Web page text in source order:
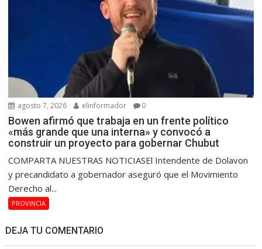
agosto 7, 2026 elinformador 0
Bowen afirmó que trabaja en un frente político
«más grande que una interna» y convocó a
construir un proyecto para gobernar Chubut
COMPARTA NUESTRAS NOTICIASEl Intendente de Dolavon
y precandidato a gobernador aseguró que el Movimiento
Derecho al...
PROVINCIA
DEJA TU COMENTARIO